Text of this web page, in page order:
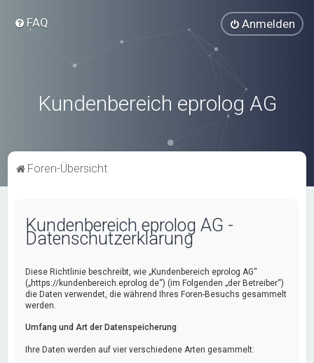
FAQ Anmelden
Kundenbereich eprolog AG
Foren-Übersicht
Kundenbereich eprolog AG -
Datenschutzerklärung
Diese Richtlinie beschreibt, wie „Kundenbereich eprolog AG“
(„https://kundenbereich.eprolog.de“) (im Folgenden „der Betreiber“)
die Daten verwendet, die während Ihres Foren-Besuchs gesammelt
werden.
Umfang und Art der Datenspeicherung
Ihre Daten werden auf vier verschiedene Arten gesammelt: